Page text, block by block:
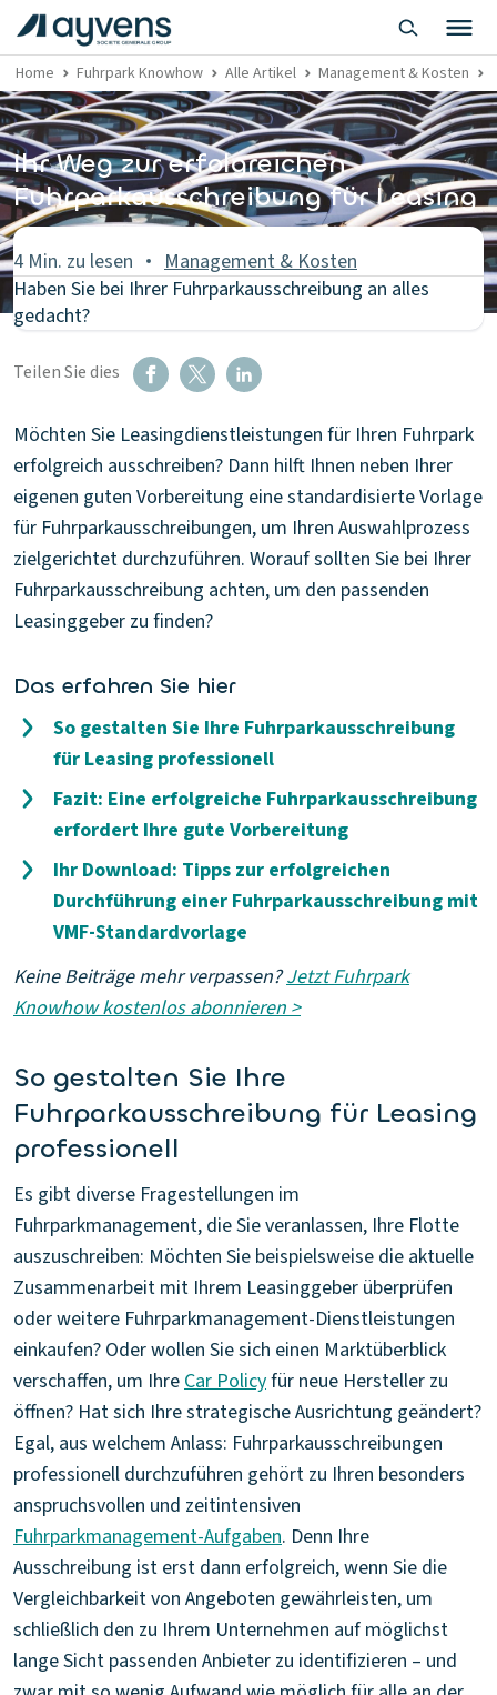
Home Fuhrpark Knowhow Alle Artikel Management & Kosten
Ihr Weg zur erfolgreichen
Fuhrparkausschreibung für Leasing
4 Min. zu lesen
Management & Kosten
Haben Sie bei Ihrer Fuhrparkausschreibung an alles
gedacht?
Teilen Sie dies
Möchten Sie Leasingdienstleistungen für Ihren Fuhrpark
erfolgreich ausschreiben? Dann hilft Ihnen neben Ihrer
eigenen guten Vorbereitung eine standardisierte Vorlage
für Fuhrparkausschreibungen, um Ihren Auswahlprozess
zielgerichtet durchzuführen. Worauf sollten Sie bei Ihrer
Fuhrparkausschreibung achten, um den passenden
Leasinggeber zu finden?
Das erfahren Sie hier
So gestalten Sie Ihre Fuhrparkausschreibung
für Leasing professionell
Fazit: Eine erfolgreiche Fuhrparkausschreibung
erfordert Ihre gute Vorbereitung
Ihr Download: Tipps zur erfolgreichen
Durchführung einer Fuhrparkausschreibung mit
VMF-Standardvorlage
Keine Beiträge mehr verpassen?Jetzt Fuhrpark
Knowhow kostenlos abonnieren >
So gestalten Sie Ihre
Fuhrparkausschreibung für Leasing
professionell
Es gibt diverse Fragestellungen im
Fuhrparkmanagement, die Sie veranlassen, Ihre Flotte
auszuschreiben: Möchten Sie beispielsweise die aktuelle
Zusammenarbeit mit Ihrem Leasinggeber überprüfen
oder weitere Fuhrparkmanagement-Dienstleistungen
einkaufen? Oder wollen Sie sich einen Marktüberblick
verschaffen, um IhreCar Policyfür neue Hersteller zu
öffnen? Hat sich Ihre strategische Ausrichtung geändert?
Egal, aus welchem Anlass: Fuhrparkausschreibungen
professionell durchzuführen gehört zu Ihren besonders
anspruchsvollen und zeitintensiven
Fuhrparkmanagement-Aufgaben. Denn Ihre
Ausschreibung ist erst dann erfolgreich, wenn Sie die
Vergleichbarkeit von Angeboten gewährleisten, um
schließlich den zu Ihrem Unternehmen auf möglichst
lange Sicht passenden Anbieter zu identifizieren – und